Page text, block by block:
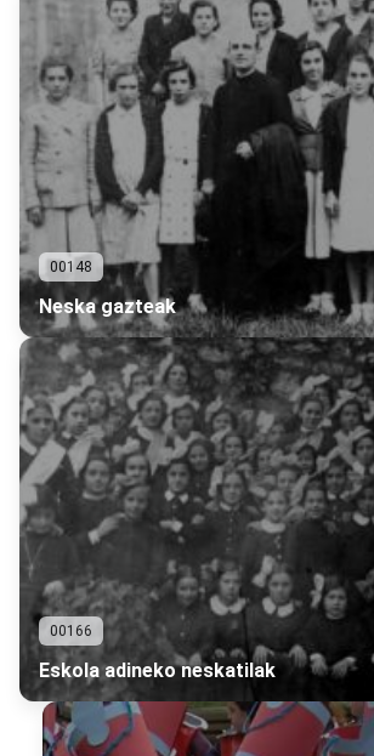
00148
Neska gazteak
00166
Eskola adineko neskatilak